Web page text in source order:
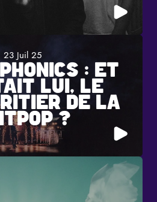
23 Juil 25
: ET
LUI, LE
DE LA
?